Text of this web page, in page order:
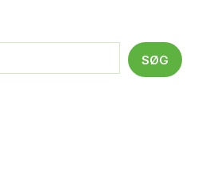
SØG